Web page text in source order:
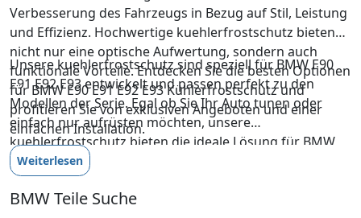
Verbesserung des Fahrzeugs in Bezug auf Stil, Leistung
und Effizienz. Hochwertige kuehlerfrostschutz bieten
nicht nur eine optische Aufwertung, sondern auch
funktionale Vorteile. Entdecken Sie die besten Optionen
für BMW E90 E91 E92 E93 Kühlerfrostschutz und
profitieren Sie von exklusiven Angeboten und einer
einfachen Installation.
Unsere kuehlerfrostschutz sind speziell für BMW E90
E91 E92 E93 entwickelt und passen perfekt zu den
Modellen der Serie. Egal ob Sie Ihr Auto tunen oder
einfach nur aufrüsten möchten, unsere
kuehlerfrostschutz bieten die ideale Lösung für BMW
E90 E91 E92 E93 Kühlerfrostschutz.
Weiterlesen
BMW Teile Suche